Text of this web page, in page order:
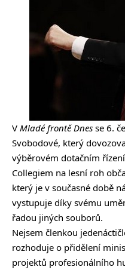
V Mladé frontě Dnes se 6.
Svobodové, který
výběrovém dotačním
Collegiem na lesní roh
který je v současné době
vystupuje díky svému
řadou jiných souborů.
Nejsem členkou
rozhoduje o přidělení
projektů profesionálního